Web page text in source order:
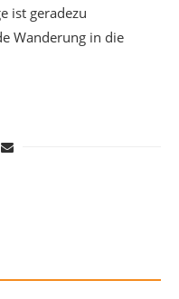
ist geradezu
Wanderung in die